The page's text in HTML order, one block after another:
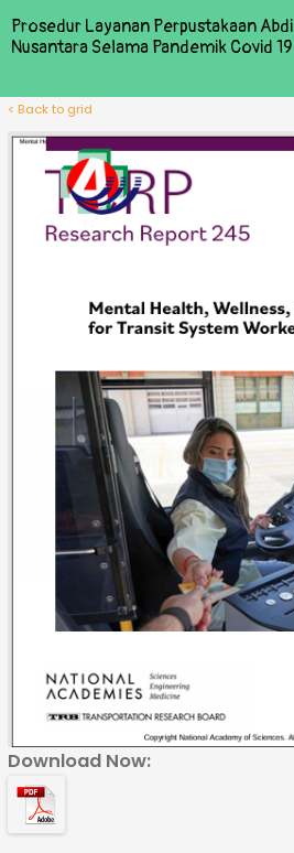
< Back to grid
Download Now:
Prosedur Layanan Perpustakaan Abdi
Nusantara Selama Pandemik Covid 19